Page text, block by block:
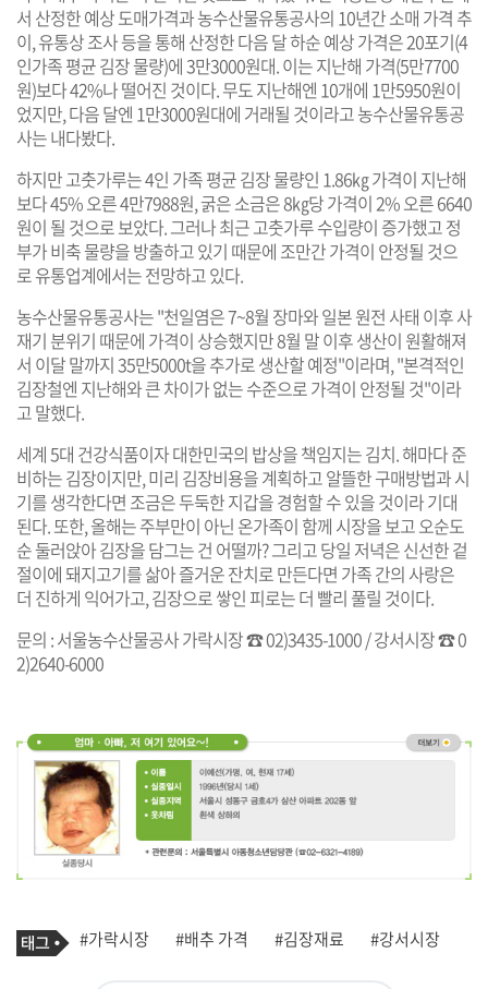
서 산정한 예상 도매가격과 농수산물유통공사의 10년간 소매 가격 추
이, 유통상 조사 등을 통해 산정한 다음 달 하순 예상 가격은 20포기(4
인가족 평균 김장 물량)에 3만3000원대. 이는 지난해 가격(5만7700
원)보다 42%나 떨어진 것이다. 무도 지난해엔 10개에 1만5950원이
었지만, 다음 달엔 1만3000원대에 거래될 것이라고 농수산물유통공
사는 내다봤다.
하지만 고춧가루는 4인 가족 평균 김장 물량인 1.86㎏ 가격이 지난해
보다 45% 오른 4만7988원, 굵은 소금은 8㎏당 가격이 2% 오른 6640
원이 될 것으로 보았다. 그러나 최근 고춧가루 수입량이 증가했고 정
부가 비축 물량을 방출하고 있기 때문에 조만간 가격이 안정될 것으
로 유통업계에서는 전망하고 있다.
농수산물유통공사는 "천일염은 7~8월 장마와 일본 원전 사태 이후 사
재기 분위기 때문에 가격이 상승했지만 8월 말 이후 생산이 원활해져
서 이달 말까지 35만5000t을 추가로 생산할 예정"이라며, "본격적인
김장철엔 지난해와 큰 차이가 없는 수준으로 가격이 안정될 것"이라
고 말했다.
세계 5대 건강식품이자 대한민국의 밥상을 책임지는 김치. 해마다 준
비하는 김장이지만, 미리 김장비용을 계획하고 알뜰한 구매방법과 시
기를 생각한다면 조금은 두둑한 지갑을 경험할 수 있을 것이라 기대
된다. 또한, 올해는 주부만이 아닌 온가족이 함께 시장을 보고 오순도
순 둘러앉아 김장을 담그는 건 어떨까? 그리고 당일 저녁은 신선한 겉
절이에 돼지고기를 삶아 즐거운 잔치로 만든다면 가족 간의 사랑은
더 진하게 익어가고, 김장으로 쌓인 피로는 더 빨리 풀릴 것이다.
문의 : 서울농수산물공사 가락시장 ☎ 02)3435-1000 / 강서시장 ☎ 0
2)2640-6000
기
사
태
그
#가락시장 #배추 가격 #김장재료 #강서시장